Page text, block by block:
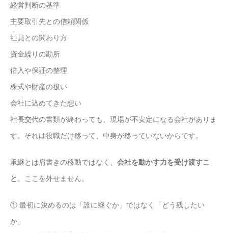
経営判断の基準
主要取引先との信頼関係
社員との関わり方
資金繰りの勘所
借入や保証の整理
株式や財産の扱い
会社に込めてきた想い
社長交代の書類が終わっても、現場が不安定になる会社がありま
す。それは役職だけ移って、中身が移っていないからです。
承継とは肩書きの移動ではなく、 会社を動かす力を受け渡すこ
と 。ここを外せません。
① 最初に決めるのは「誰に継ぐか」ではなく「どう残したい
か」